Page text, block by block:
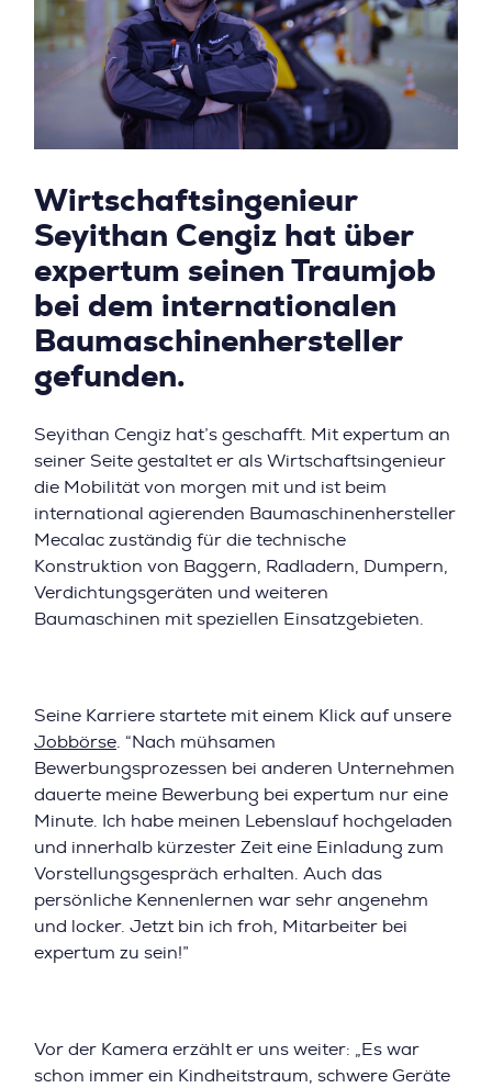
Wirtschaftsingenieur
Seyithan Cengiz hat über
expertum seinen Traumjob
bei dem internationalen
Baumaschinenhersteller
gefunden.
Seyithan Cengiz hat’s geschafft. Mit expertum an
seiner Seite gestaltet er als Wirtschaftsingenieur
die Mobilität von morgen mit und ist beim
international agierenden Baumaschinenhersteller
Mecalac zuständig für die technische
Konstruktion von Baggern, Radladern, Dumpern,
Verdichtungsgeräten und weiteren
Baumaschinen mit speziellen Einsatzgebieten.
Seine Karriere startete mit einem Klick auf unsere
Jobbörse . “Nach mühsamen
Bewerbungsprozessen bei anderen Unternehmen
dauerte meine Bewerbung bei expertum nur eine
Minute. Ich habe meinen Lebenslauf hochgeladen
und innerhalb kürzester Zeit eine Einladung zum
Vorstellungsgespräch erhalten. Auch das
persönliche Kennenlernen war sehr angenehm
und locker. Jetzt bin ich froh, Mitarbeiter bei
expertum zu sein!”
Vor der Kamera erzählt er uns weiter: „Es war
schon immer ein Kindheitstraum, schwere Geräte